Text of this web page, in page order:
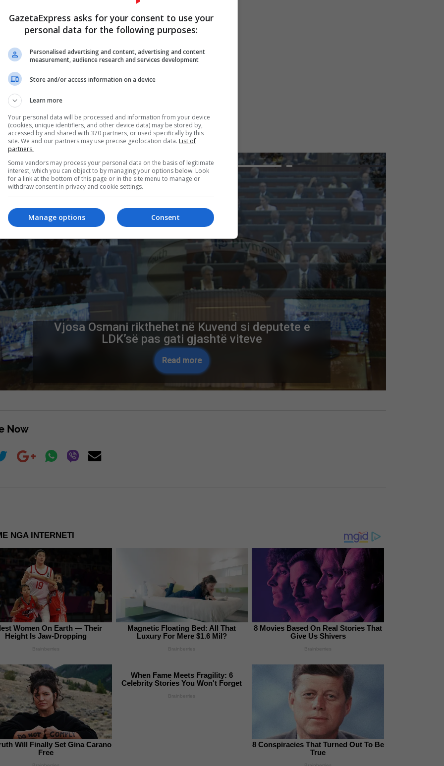
Vjosa Osmani rikthehet në Kuvend si deputete e
LDK’së pas gati gjashtë viteve
Read more
Now
NGA INTERNETI
Women On Earth — Their
Height Is Jaw-Dropping
Brainberries
Magnetic Floating Bed: All That
Luxury For Mere $1.6 Mil?
Brainberries
8 Movies Based On Real Stories That
Give Us Shivers
Brainberries
Will Finally Set Gina Carano
Free
When Fame Meets Fragility: 6
Celebrity Stories You Won't Forget
Brainberries
8 Conspiracies That Turned Out To Be
True
GazetaExpress asks for your consent to use your
personal data for the following purposes:
Personalised advertising and content, advertising and content
measurement, audience research and services development
Store and/or access information on a device
Learn more
Your personal data will be processed and information from your device
(cookies, unique identifiers, and other device data) may be stored by,
accessed by and shared with 370 partners, or used specifically by this
site. We and our partners may use precise geolocation data. List of
partners.
Some vendors may process your personal data on the basis of legitimate
interest, which you can object to by managing your options below. Look
for a link at the bottom of this page or in the site menu to manage or
withdraw consent in privacy and cookie settings.
Consent
Manage options